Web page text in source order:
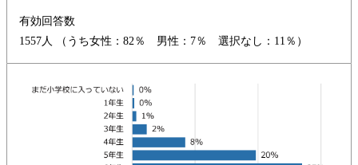
有効回答数
1557人 （うち女性：82％ 男性：7％ 選択なし：11％）